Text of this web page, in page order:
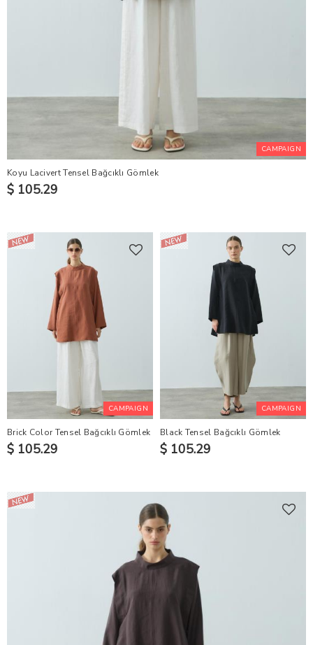
CAMPAIGN
Koyu Lacivert Tensel Bağcıklı Gömlek
$ 105.29
CAMPAIGN
Brick Color Tensel Bağcıklı Gömlek
$ 105.29
CAMPAIGN
Black Tensel Bağcıklı Gömlek
$ 105.29